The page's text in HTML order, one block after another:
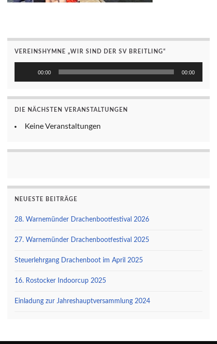
VEREINSHYMNE „WIR SIND DER SV BREITLING“
00:00 00:00
DIE NÄCHSTEN VERANSTALTUNGEN
Keine Veranstaltungen
NEUESTE BEITRÄGE
28. Warnemünder Drachenbootfestival 2026
27. Warnemünder Drachenbootfestival 2025
Steuerlehrgang Drachenboot im April 2025
16. Rostocker Indoorcup 2025
Einladung zur Jahreshauptversammlung 2024